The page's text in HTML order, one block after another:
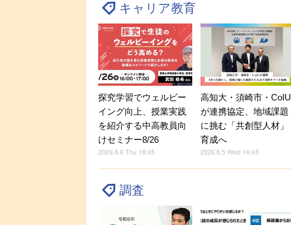
キャリア教育
探究学習でウェルビー
イング向上、授業実践
を紹介する中高教員向
けセミナー8/26
2026.8.6 Thu 18:45
高知大・須崎市・CoIU
が連携協定、地域課題
に挑む「共創型人材」
育成へ
2026.8.5 Wed 14:45
調査